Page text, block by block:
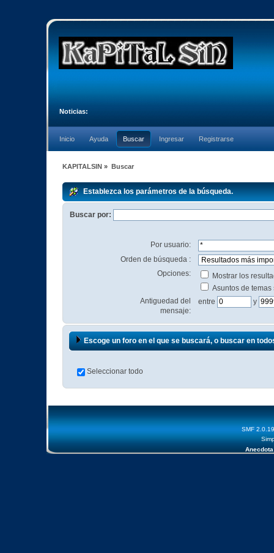
Noticias:
Inicio Ayuda Buscar Ingresar Registrarse
KAPITALSIN » Buscar
Establezca los parámetros de la búsqueda.
Buscar por:
Por usuario:
Orden de búsqueda :
Opciones:
Mostrar los
Asuntos de temas
Antiguedad del
mensaje:
entre y
Escoge un foro en el que se buscará, o buscar en
Seleccionar todo
SMF 2.0.19
Anecdota